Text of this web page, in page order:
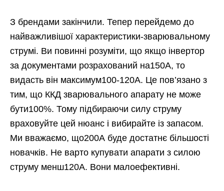
З брендами закінчили. Тепер перейдемо до
найважливішої характеристики-зварювальному
струмі. Ви повинні розуміти, що якщо інвертор
за документами розрахований на150А, то
видасть він максимум100-120А. Це пов’язано з
тим, що ККД зварювального апарату не може
бути100%. Тому підбираючи силу струму
враховуйте цей нюанс і вибирайте із запасом.
Ми вважаємо, що200А буде достатнє більшості
новачків. Не варто купувати апарати з силою
струму менш120А. Вони малоефективні.